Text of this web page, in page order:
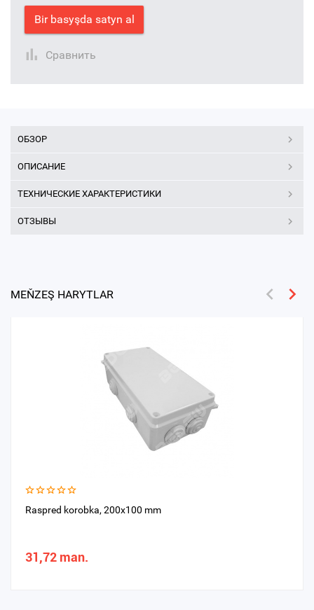
Bir basyşda satyn al
Сравнить
ОБЗОР
ОПИСАНИЕ
ТЕХНИЧЕСКИЕ ХАРАКТЕРИСТИКИ
ОТЗЫВЫ
MEŇZEŞ HARYTLAR
Raspred korobka, 200x100 mm
31,72 man.